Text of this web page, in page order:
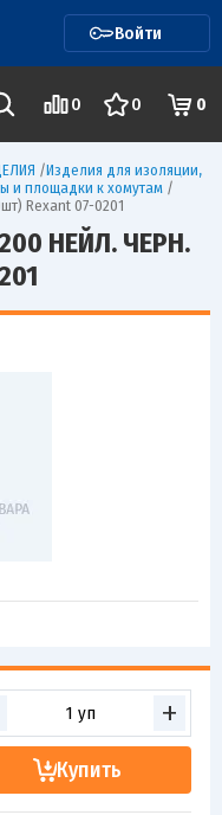
Войти
0 0 0
/Изделия для изоляции,
и площадки к хомутам /
Rexant 07-0201
НЕЙЛ. ЧЕРН.
+
Купить